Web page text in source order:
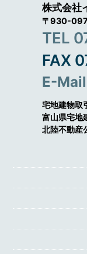
株式会社
〒930-
TEL
FAX
E-
宅地建物
富山県宅地
北陸不動産